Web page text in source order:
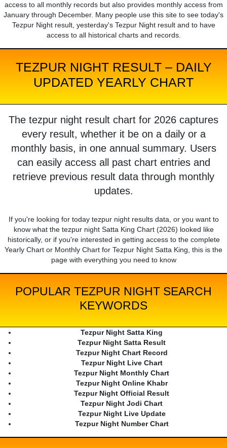
access to all monthly records but also provides monthly access from
January through December. Many people use this site to see today's
Tezpur Night result, yesterday's Tezpur Night result and to have
access to all historical charts and records.
TEZPUR NIGHT RESULT – DAILY
UPDATED YEARLY CHART
The tezpur night result chart for 2026 captures
every result, whether it be on a daily or a
monthly basis, in one annual summary. Users
can easily access all past chart entries and
retrieve previous result data through monthly
updates.
If you're looking for today tezpur night results data, or you want to
know what the tezpur night Satta King Chart (2026) looked like
historically, or if you're interested in getting access to the complete
Yearly Chart or Monthly Chart for Tezpur Night Satta King, this is the
page with everything you need to know
POPULAR TEZPUR NIGHT SEARCH
KEYWORDS
Tezpur Night Satta King
Tezpur Night Satta Result
Tezpur Night Chart Record
Tezpur Night Live Chart
Tezpur Night Monthly Chart
Tezpur Night Online Khabr
Tezpur Night Official Result
Tezpur Night Jodi Chart
Tezpur Night Live Update
Tezpur Night Number Chart